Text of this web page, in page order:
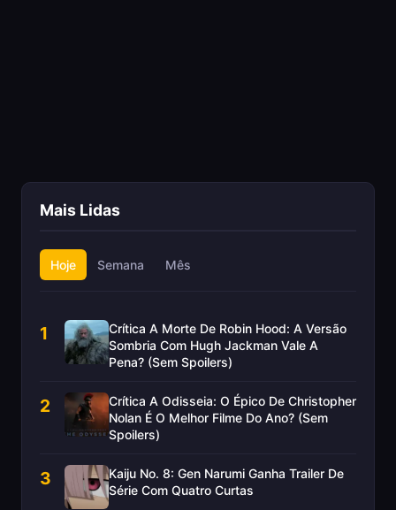
Mais Lidas
Hoje Semana Mês
1
Crítica A Morte De Robin Hood: A Versão
Sombria Com Hugh Jackman Vale A
Pena? (Sem Spoilers)
2
Crítica A Odisseia: O Épico De Christopher
Nolan É O Melhor Filme Do Ano? (Sem
Spoilers)
3
Kaiju No. 8: Gen Narumi Ganha Trailer De
Série Com Quatro Curtas